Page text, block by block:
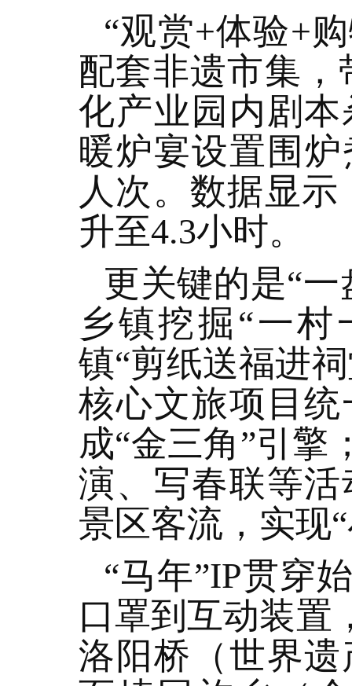
“观赏+体验+
配套非遗市集，
化产业园内剧
暖炉宴设置围
人次。数据显
升至4.3小时。
更关键的是“
乡镇挖掘“一
镇“剪纸送福进
核心文旅项目
成“金三角”引擎
演、写春联等
景区客流，实现
“马年”IP贯穿
口罩到互动装置
洛阳桥（世界